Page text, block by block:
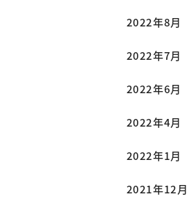
2022年8月
2022年7月
2022年6月
2022年4月
2022年1月
2021年12月